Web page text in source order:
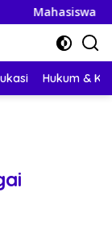
KKN-PPM
Hukum &